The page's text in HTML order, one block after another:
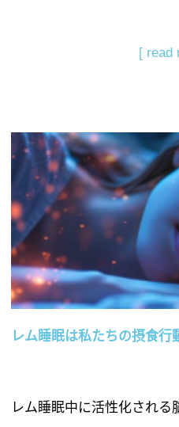
[ read
レム睡眠は私たちの摂食行
レム睡眠中に活性化され